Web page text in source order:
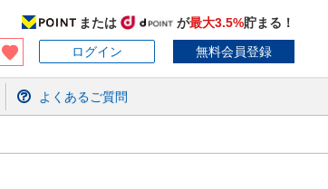
または が最大3.5%貯まる！
ログイン
無料会員登録
よくあるご質問